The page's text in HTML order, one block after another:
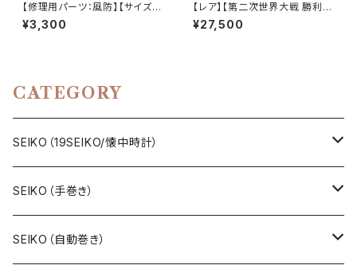
【修理用パーツ：風防】【サイズ：
直径30mm】SEIKO、CITIZEN
など、修理、交換用風防 直径30
¥3,300
【レア】【第二次世界大戦 勝利5
0周年記念】BOCTOK/VOST
OK（ボストーク）Komandirski
¥27,500
CATEGORY
SEIKO（19SEIKO/懐中時計）
19SEIKO（7石）
19SEIKO（15石）
SEIKO（手巻き）
キングセイコー（KINGSEIKO）
SEIKO（自動巻き）